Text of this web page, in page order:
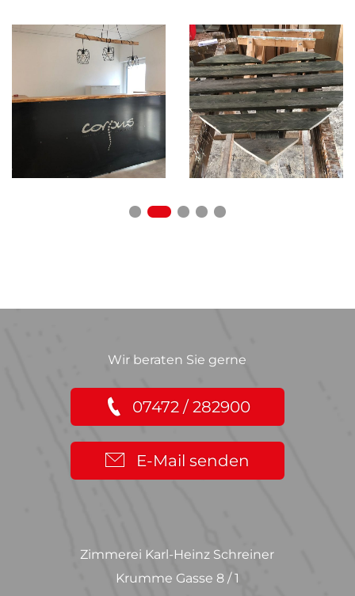
Wir beraten Sie gerne
07472 / 282900
E-Mail senden
Zimmerei Karl-Heinz Schreiner
Krumme Gasse 8 / 1